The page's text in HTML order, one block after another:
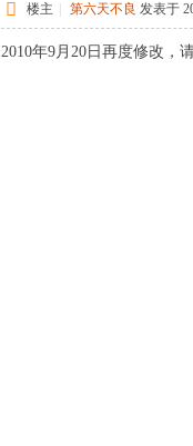
楼主 第六天不良 发表于
2010年9月20日再度修改，